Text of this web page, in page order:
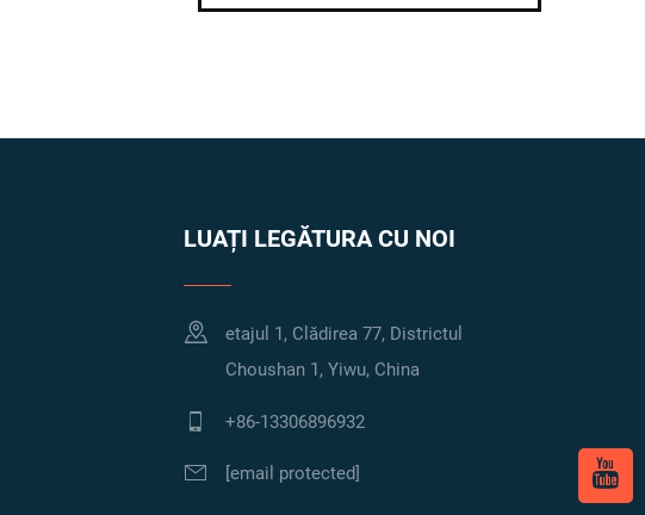
LUAȚI LEGĂTURA CU NOI
etajul 1, Clădirea 77, Districtul
Choushan 1, Yiwu, China
+86-13306896932
[email protected]